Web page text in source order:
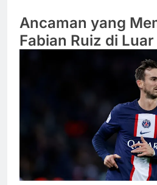
Ancaman yang
Fabian Ruiz di